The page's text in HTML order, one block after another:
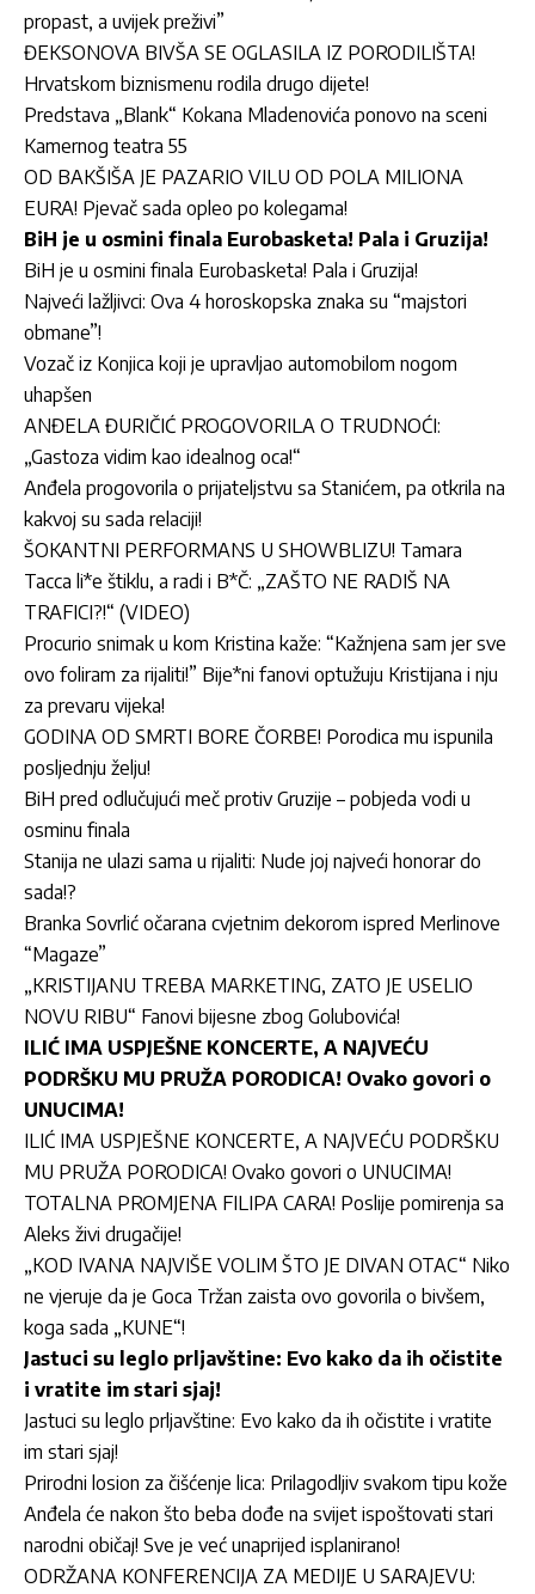
propast, a uvijek preživi”
ĐEKSONOVA BIVŠA SE OGLASILA IZ PORODILIŠTA!
Hrvatskom biznismenu rodila drugo dijete!
Predstava „Blank“ Kokana Mladenovića ponovo na sceni
Kamernog teatra 55
OD BAKŠIŠA JE PAZARIO VILU OD POLA MILIONA
EURA! Pjevač sada opleo po kolegama!
BiH je u osmini finala Eurobasketa! Pala i Gruzija!
BiH je u osmini finala Eurobasketa! Pala i Gruzija!
Najveći lažljivci: Ova 4 horoskopska znaka su “majstori
obmane”!
Vozač iz Konjica koji je upravljao automobilom nogom
uhapšen
ANĐELA ĐURIČIĆ PROGOVORILA O TRUDNOĆI:
„Gastoza vidim kao idealnog oca!“
Anđela progovorila o prijateljstvu sa Stanićem, pa otkrila na
kakvoj su sada relaciji!
ŠOKANTNI PERFORMANS U SHOWBLIZU! Tamara
Tacca li*e štiklu, a radi i B*Č: „ZAŠTO NE RADIŠ NA
TRAFICI?!“ (VIDEO)
Procurio snimak u kom Kristina kaže: “Kažnjena sam jer sve
ovo foliram za rijaliti!” Bije*ni fanovi optužuju Kristijana i nju
za prevaru vijeka!
GODINA OD SMRTI BORE ČORBE! Porodica mu ispunila
posljednju želju!
BiH pred odlučujući meč protiv Gruzije – pobjeda vodi u
osminu finala
Stanija ne ulazi sama u rijaliti: Nude joj najveći honorar do
sada!?
Branka Sovrlić očarana cvjetnim dekorom ispred Merlinove
“Magaze”
„KRISTIJANU TREBA MARKETING, ZATO JE USELIO
NOVU RIBU“ Fanovi bijesne zbog Golubovića!
ILIĆ IMA USPJEŠNE KONCERTE, A NAJVEĆU
PODRŠKU MU PRUŽA PORODICA! Ovako govori o
UNUCIMA!
ILIĆ IMA USPJEŠNE KONCERTE, A NAJVEĆU PODRŠKU
MU PRUŽA PORODICA! Ovako govori o UNUCIMA!
TOTALNA PROMJENA FILIPA CARA! Poslije pomirenja sa
Aleks živi drugačije!
„KOD IVANA NAJVIŠE VOLIM ŠTO JE DIVAN OTAC“ Niko
ne vjeruje da je Goca Tržan zaista ovo govorila o bivšem,
koga sada „KUNE“!
Jastuci su leglo prljavštine: Evo kako da ih očistite
i vratite im stari sjaj!
Jastuci su leglo prljavštine: Evo kako da ih očistite i vratite
im stari sjaj!
Prirodni losion za čišćenje lica: Prilagodljiv svakom tipu kože
Anđela će nakon što beba dođe na svijet ispoštovati stari
narodni običaj! Sve je već unaprijed isplanirano!
ODRŽANA KONFERENCIJA ZA MEDIJE U SARAJEVU: